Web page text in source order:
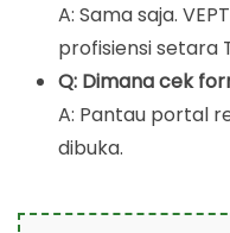
A: Sama saja.
profisiensi setara
Q: Dimana cek
A: Pantau portal
dibuka.